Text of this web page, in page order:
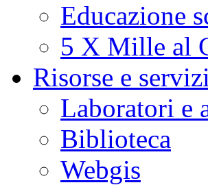
Educazione
5 X Mille al
Risorse e servizi
Laboratori e
Biblioteca
Webgis